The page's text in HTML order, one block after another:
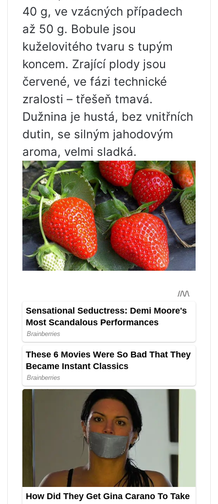
40 g, ve vzácných případech
až 50 g. Bobule jsou
kuželovitého tvaru s tupým
koncem. Zrající plody jsou
červené, ve fázi technické
zralosti – třešeň tmavá.
Dužnina je hustá, bez vnitřních
dutin, se silným jahodovým
aroma, velmi sladká.